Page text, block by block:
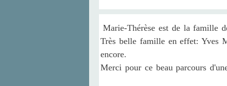
Marie-Thérèse est de la famille
Très belle famille en effet: Yves
encore.
Merci pour ce beau parcours